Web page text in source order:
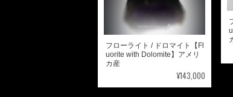
フローライト / ドロマイト【Fl
uorite with Dolomite】アメリ
カ産
¥143,000